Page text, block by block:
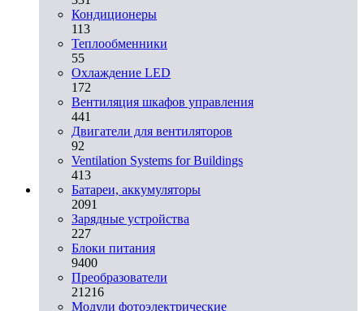
Кондиционеры
113
Теплообменники
55
Охлаждение LED
172
Вентиляция шкафов управления
441
Двигатели для вентиляторов
92
Ventilation Systems for Buildings
413
Батареи, аккумуляторы
2091
Зарядные устройства
227
Блоки питания
9400
Преобразователи
21216
Модули фотоэлектрические